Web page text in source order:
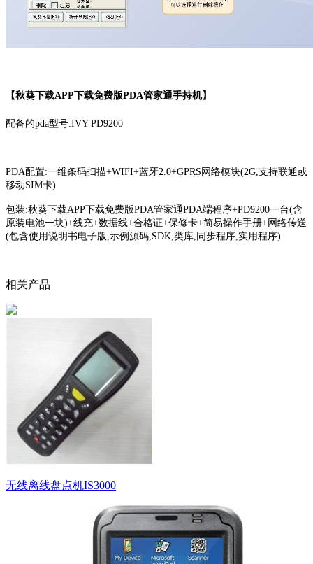
【秋葵下载APP下载免费版PDA管家通手持机】
配备的pda型号:IVY PD9200
PDA配置:一维条码扫描+WIFI+蓝牙2.0+GPRS网络模块(2G,支持联通或
移动SIM卡)
包装:秋葵下载APP下载免费版PDA管家通PDA端程序+PD9200一台(含
原装电池一块)+线充+数据线+合格证+保修卡+简易操作手册+网络传送
(包含使用说明书电子版,示例源码,SDK,类库,同步程序,实用程序)
相关产品
无线离线盘点机IS3000